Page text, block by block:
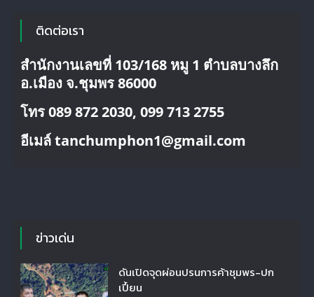
ติดต่อเรา
สำนักงานเลขที่ 103/168 หมู 1 ตำบลบางลึก
อ.เมือง จ.ชุมพร 86000
โทร 089 872 2030, 099 713 2755
อีเมล์ tanchumphon1@gmail.com
ข่าวเด่น
ดันเปิดจุดผ่อนปรนการค้าชุมพร-ปก
เปี้ยน